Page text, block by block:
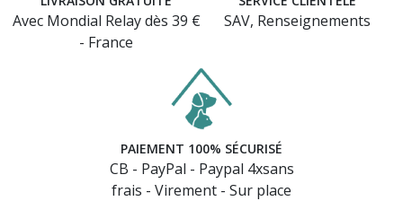
Avec Mondial Relay dès 39 €
- France
SAV, Renseignements
PAIEMENT 100% SÉCURISÉ
CB - PayPal - Paypal 4xsans
frais - Virement - Sur place